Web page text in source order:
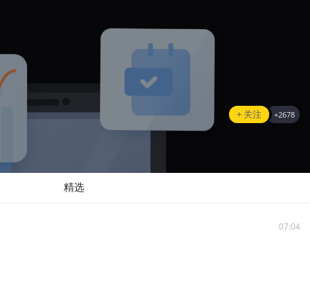
+ 关注 +2678
精选
07:04